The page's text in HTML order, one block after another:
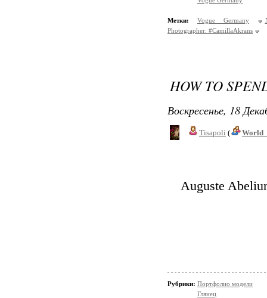
Метки: Vogue Germany
Photographer: #CamillaAkrans
HOW TO
Воскресенье, 18
Tisapoli (
Auguste
Рубрики: Портфолио модели
Глянец